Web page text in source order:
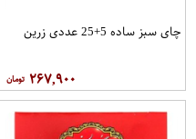
چای سبز ساده 5+25 عددی زرین
۲۶۷,۹۰۰